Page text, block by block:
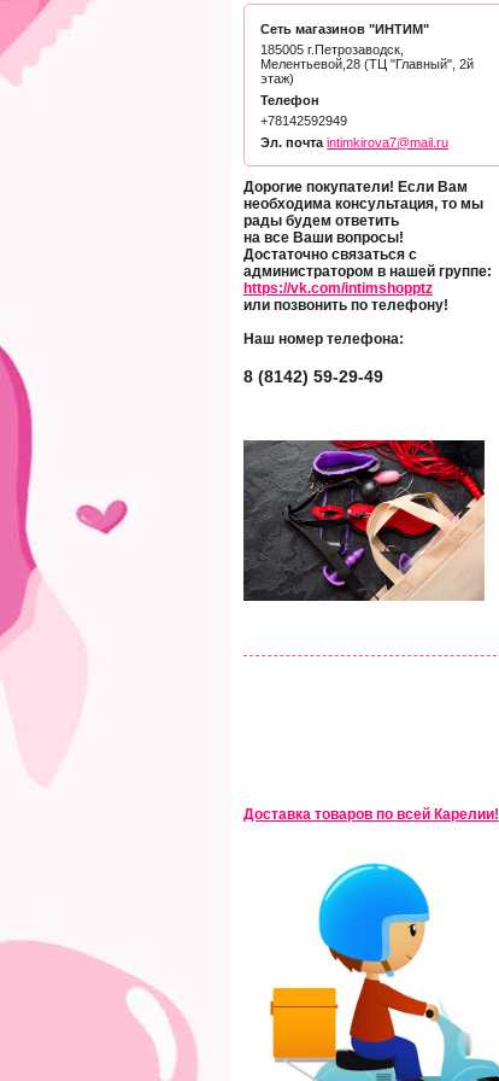
Сеть магазинов "ИНТИМ"
185005 г.Петрозаводск,
Мелентьевой,28 (ТЦ "Главный", 2й
этаж)
Телефон
+78142592949
Эл. почта intimkirova7@mail.ru
Дорогие покупатели! Если Вам
необходима консультация, то мы
рады будем ответить
на все Ваши вопросы!
Достаточно связаться с
администратором в нашей группе:
https://vk.com/intimshopptz
или позвонить по телефону!
Наш номер телефона:
8 (8142) 59-29-49
Доставка товаров по всей Карелии!